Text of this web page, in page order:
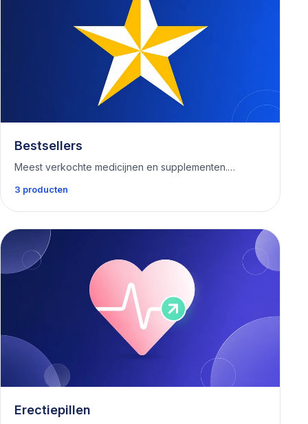
Bestsellers
Meest verkochte medicijnen en supplementen.…
3 producten
Erectiepillen